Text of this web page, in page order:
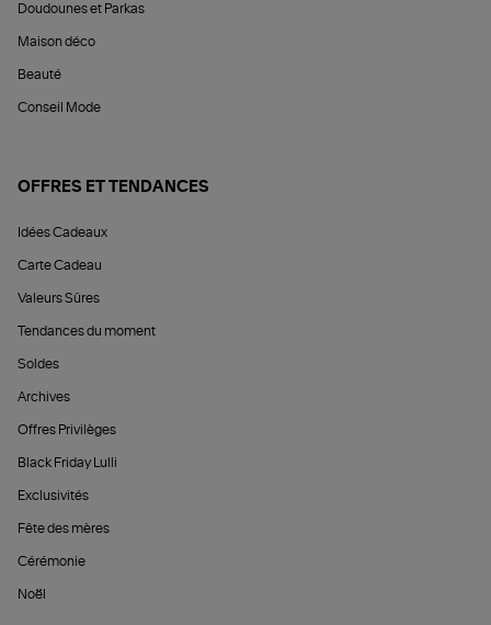
Doudounes et Parkas
Maison déco
Beauté
Conseil Mode
OFFRES ET TENDANCES
Idées Cadeaux
Carte Cadeau
Valeurs Sûres
Tendances du moment
Soldes
Archives
Offres Privilèges
Black Friday Lulli
Exclusivités
Fête des mères
Cérémonie
Noël